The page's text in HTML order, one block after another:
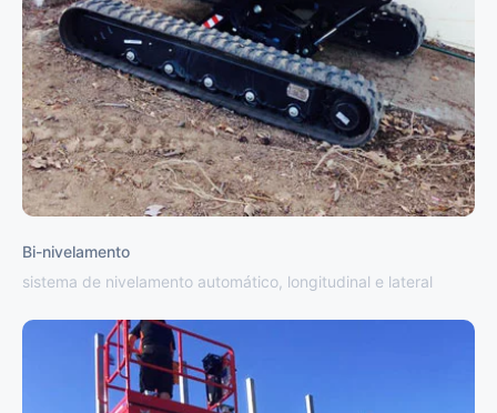
Bi-nivelamento
sistema de nivelamento automático, longitudinal e lateral